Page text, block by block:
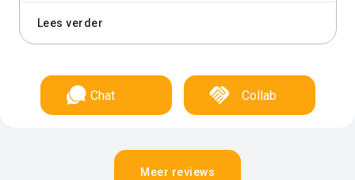
Lees verder
Chat Collab
Meer reviews